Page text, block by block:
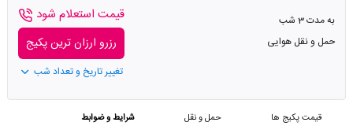
به مدت 3 شب
حمل و نقل هوایی
قیمت استعلام شود
رزرو ارزان ترین پکیج
تغییر تاریخ و تعداد شب
قیمت پکیج ها حمل و نقل شرایط و ضوابط